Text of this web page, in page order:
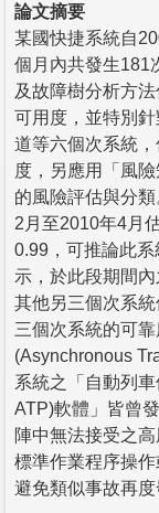
論文摘要
某國快捷系統自
個月內共發生181
及故障樹分析方
可用度，並特別
道等六個次系統
度，另應用「風
的風險評估與分
2月至2010年4月
0.99，可推論此
示，於此段期間
其他另三個次系
三個次系統的可
(Asynchronous
系統之「自動列
ATP)軟體」皆曾
陣中無法接受之
標準作業程序操
避免類似事故再度